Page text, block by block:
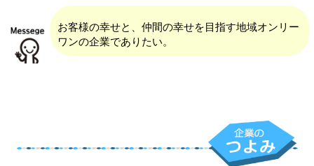
お客様の幸せと、仲間の幸せを目指す地域オンリー
ワンの企業でありたい。